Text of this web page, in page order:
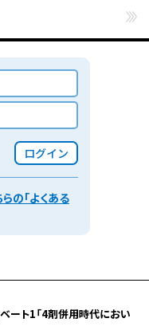
ログイン
らの「よくある
ート1「4剤併用時代におい